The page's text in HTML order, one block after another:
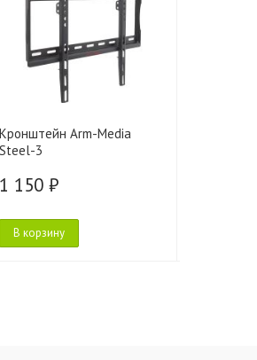
Кронштейн Arm-Media
Steel-3
1 150 ₽
В корзину